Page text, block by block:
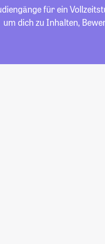
für ein
um dich zu Inhalten,